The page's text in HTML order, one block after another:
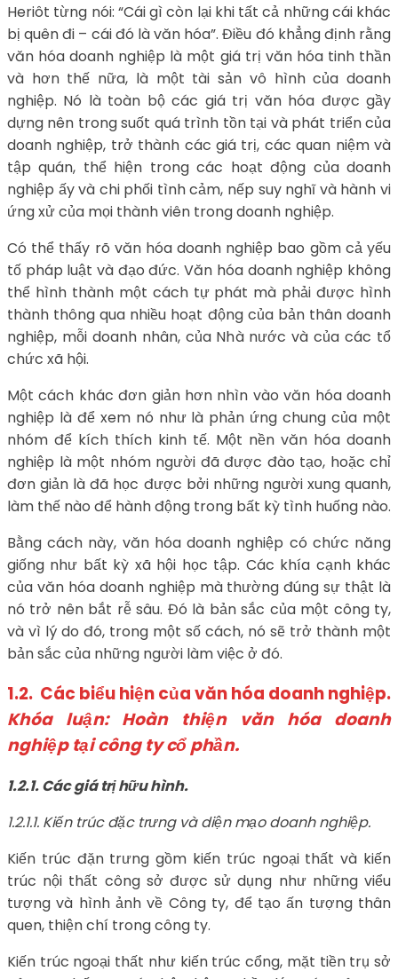
Heriôt từng nói: “Cái gì còn lại khi tất cả những cái khác
bị quên đi – cái đó là văn hóa”. Điều đó khẳng định rằng
văn hóa doanh nghiệp là một giá trị văn hóa tinh thần
và hơn thế nữa, là một tài sản vô hình của doanh
nghiệp. Nó là toàn bộ các giá trị văn hóa được gầy
dựng nên trong suốt quá trình tồn tại và phát triển của
doanh nghiệp, trở thành các giá trị, các quan niệm và
tập quán, thể hiện trong các hoạt động của doanh
nghiệp ấy và chi phối tình cảm, nếp suy nghĩ và hành vi
ứng xử của mọi thành viên trong doanh nghiệp.
Có thể thấy rõ văn hóa doanh nghiệp bao gồm cả yếu
tố pháp luật và đạo đức. Văn hóa doanh nghiệp không
thể hình thành một cách tự phát mà phải được hình
thành thông qua nhiều hoạt động của bản thân doanh
nghiệp, mỗi doanh nhân, của Nhà nước và của các tổ
chức xã hội.
Một cách khác đơn giản hơn nhìn vào văn hóa doanh
nghiệp là để xem nó như là phản ứng chung của một
nhóm để kích thích kinh tế. Một nền văn hóa doanh
nghiệp là một nhóm người đã được đào tạo, hoặc chỉ
đơn giản là đã học được bởi những người xung quanh,
làm thế nào để hành động trong bất kỳ tình huống nào.
Bằng cách này, văn hóa doanh nghiệp có chức năng
giống như bất kỳ xã hội học tập. Các khía cạnh khác
của văn hóa doanh nghiệp mà thường đúng sự thật là
nó trở nên bắt rễ sâu. Đó là bản sắc của một công ty,
và vì lý do đó, trong một số cách, nó sẽ trở thành một
bản sắc của những người làm việc ở đó.
1.2. Các biểu hiện của văn hóa doanh nghiệp.
Khóa luận: Hoàn thiện văn hóa doanh
nghiệp tại công ty cổ phần.
1.2.1. Các giá trị hữu hình.
1.2.1.1. Kiến trúc đặc trưng và diện mạo doanh nghiệp.
Kiến trúc đặn trưng gồm kiến trúc ngoại thất và kiến
trúc nội thất công sở được sử dụng như những viểu
tượng và hình ảnh về Công ty, để tạo ấn tượng thân
quen, thiện chí trong công ty.
Kiến trúc ngoại thất như kiến trúc cổng, mặt tiền trụ sở